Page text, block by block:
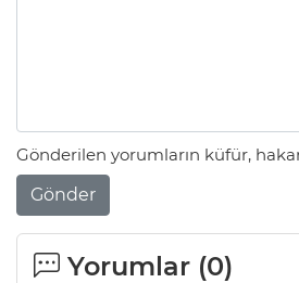
Gönderilen yorumların küfür,
Gönder
Yorumlar (0)